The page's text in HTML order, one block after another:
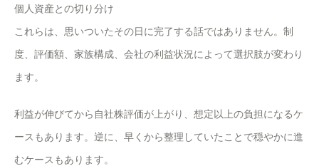
個人資産との切り分け
これらは、思いついたその日に完了する話ではありません。制
度、評価額、家族構成、会社の利益状況によって選択肢が変わり
ます。
利益が伸びてから自社株評価が上がり、想定以上の負担になるケ
ースもあります。逆に、早くから整理していたことで穏やかに進
むケースもあります。